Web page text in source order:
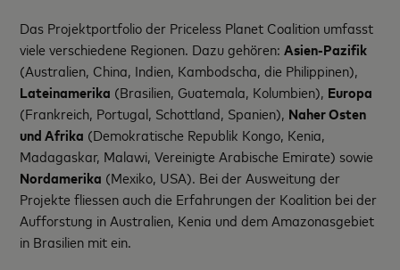
Das Projektportfolio der Priceless Planet Coalition umfasst
viele verschiedene Regionen. Dazu gehören:Asien-Pazifik
(Australien, China, Indien, Kambodscha, die Philippinen),
Lateinamerika (Brasilien, Guatemala, Kolumbien), Europa
(Frankreich, Portugal, Schottland, Spanien), Naher Osten
und Afrika (Demokratische Republik Kongo, Kenia,
Madagaskar, Malawi, Vereinigte Arabische Emirate) sowie
Nordamerika (Mexiko, USA). Bei der Ausweitung der
Projekte fliessen auch die Erfahrungen der Koalition bei der
Aufforstung in Australien, Kenia und dem Amazonasgebiet
in Brasilien mit ein.